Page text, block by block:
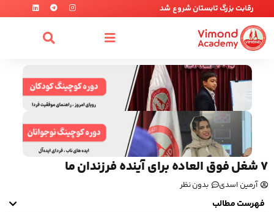
رقابت بزرگ تابستان شروع شد
7 شغل فوق العاده برای آینده فرزندان ما
آرمین اسدی بدون نظر
فهرست مطالب